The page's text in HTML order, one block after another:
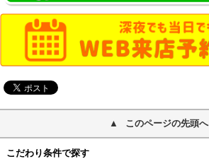
このページの先頭へ
こだわり条件で探す